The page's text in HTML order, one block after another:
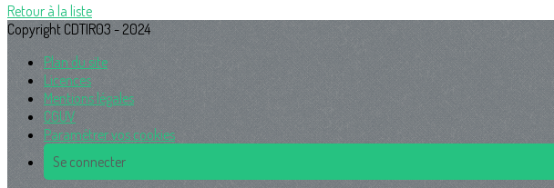
Retour à la liste
Copyright CDTIR03 - 2024
Plan du site
Licences
Mentions légales
CGUV
Paramétrer vos cookies
Se connecter